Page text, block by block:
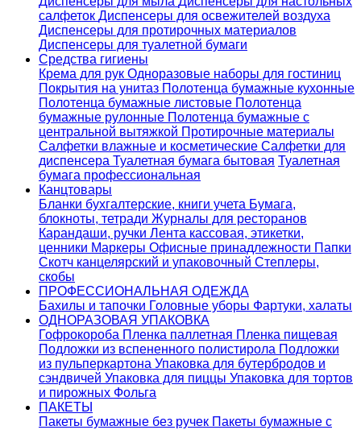
салфеток Диспенсеры для освежителей воздуха
Диспенсеры для протирочных материалов
Диспенсеры для туалетной бумаги
Средства гигиены
Крема для рук Одноразовые наборы для гостиниц
Покрытия на унитаз Полотенца бумажные кухонные
Полотенца бумажные листовые Полотенца
бумажные рулонные Полотенца бумажные с
центральной вытяжкой Протирочные материалы
Салфетки влажные и косметические Салфетки для
диспенсера Туалетная бумага бытовая Туалетная
бумага профессиональная
Канцтовары
Бланки бухгалтерские, книги учета Бумага,
блокноты, тетради Журналы для ресторанов
Карандаши, ручки Лента кассовая, этикетки,
ценники Маркеры Офисные принадлежности Папки
Скотч канцелярский и упаковочный Степлеры,
скобы
ПРОФЕССИОНАЛЬНАЯ ОДЕЖДА
Бахилы и тапочки Головные уборы Фартуки, халаты
ОДНОРАЗОВАЯ УПАКОВКА
Гофрокороба Пленка паллетная Пленка пищевая
Подложки из вспененного полистирола Подложки
из пульперкартона Упаковка для бутербродов и
сэндвичей Упаковка для пиццы Упаковка для тортов
и пирожных Фольга
ПАКЕТЫ
Пакеты бумажные без ручек Пакеты бумажные с